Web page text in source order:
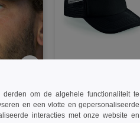
-46%
Snapback Trucker
€2.95 -42%
om de algehele functionaliteit te
en een vlotte en gepersonaliseerde
interacties met onze website en